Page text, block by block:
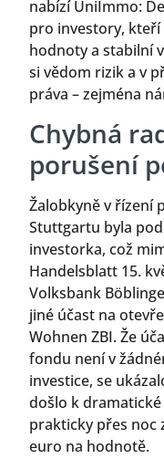
nabízí UniImmo:
pro investory,
hodnoty a stabilní
si vědom rizik a v
práva – zejména
Chybná
porušení
Žalobkyně v řízení
Stuttgartu byla
investorka, což
Handelsblatt 15.
Volksbank
jiné účast na
Wohnen ZBI. Že
fondu není v
investice, se
došlo k
prakticky přes noc
euro na hodnotě.